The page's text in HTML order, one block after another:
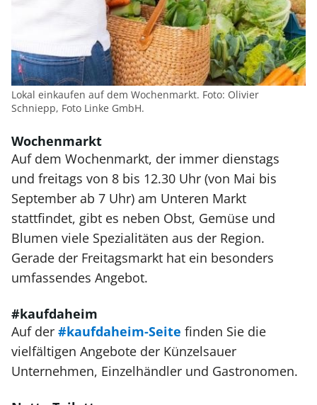
Lokal einkaufen auf dem Wochenmarkt. Foto: Olivier
Schniepp, Foto Linke GmbH.
Wochenmarkt
Auf dem Wochenmarkt, der immer dienstags
und freitags von 8 bis 12.30 Uhr (von Mai bis
September ab 7 Uhr) am Unteren Markt
stattfindet, gibt es neben Obst, Gemüse und
Blumen viele Spezialitäten aus der Region.
Gerade der Freitagsmarkt hat ein besonders
umfassendes Angebot.
#kaufdaheim
Auf der #kaufdaheim-Seite finden Sie die
vielfältigen Angebote der Künzelsauer
Unternehmen, Einzelhändler und Gastronomen.